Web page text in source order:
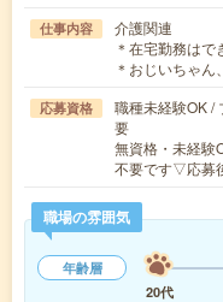
仕事内容
介護関連
＊在宅勤務は
＊おじいちゃ
応募資格
職種未経験OK /
要
無資格・未経
不要です▽応募
職場の雰囲気
年齢層
20代